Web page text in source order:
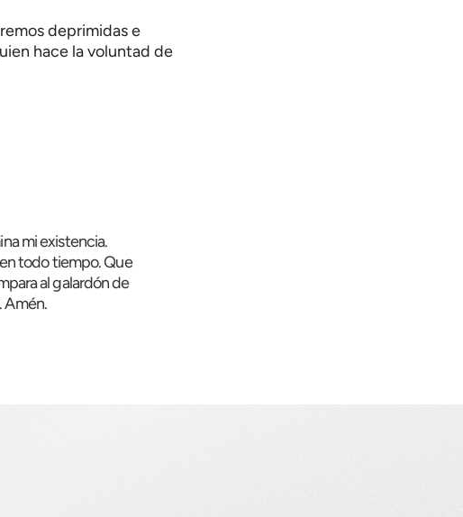
deprimidas e
hace la voluntad de
mi existencia.
todo tiempo. Que
al galardón de
Amén.